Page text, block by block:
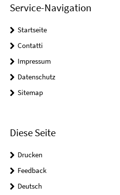
Service-Navigation
Startseite
Contatti
Impressum
Datenschutz
Sitemap
Diese Seite
Drucken
Feedback
Deutsch